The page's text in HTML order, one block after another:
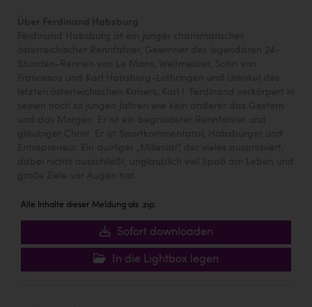
Alle Inhalte dieser Meldung als .zip:
Sofort downloaden
In die Lightbox legen